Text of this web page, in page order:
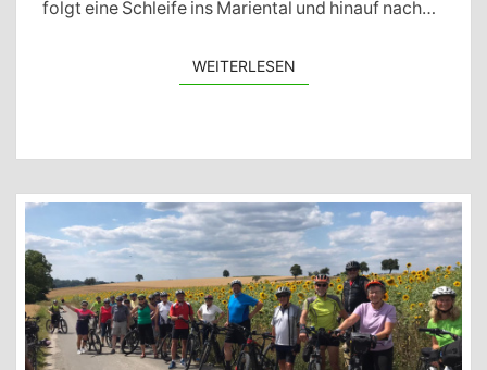
folgt eine Schleife ins Mariental und hinauf nach…
WEITERLESENWEITERLESEN